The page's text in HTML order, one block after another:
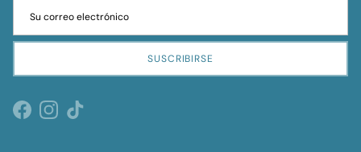
SUSCRIBIRSE
Facebook
Instagram
TikTok